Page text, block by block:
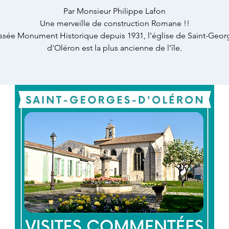
Par Monsieur Philippe Lafon
Une merveille de construction Romane !!
Monument Historique depuis 1931, l'église de Saint-
d'Oléron est la plus ancienne de l'île.